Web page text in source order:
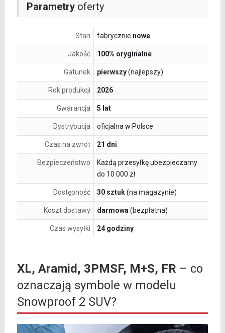
Parametryoferty
Stan fabrycznie nowe
Jakość 100% oryginalne
Gatunek pierwszy(najlepszy)
Rok produkcji 2026
Gwarancja 5 lat
Dystrybucja oficjalna w Polsce
Czas na zwrot 21 dni
Bezpieczeństwo
Każdą przesyłkę ubezpieczamy
do 10 000 zł
Dostępność 30 sztuk(na magazynie)
Koszt dostawy darmowa (bezpłatna)
Czas wysyłki 24 godziny
XL, Aramid, 3PMSF, M+S, FR – co
oznaczają symbole w modelu
Snowproof 2 SUV?